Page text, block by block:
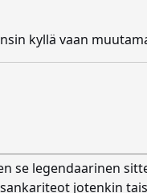
kyllä vaan
se legendaarinen
jotenkin